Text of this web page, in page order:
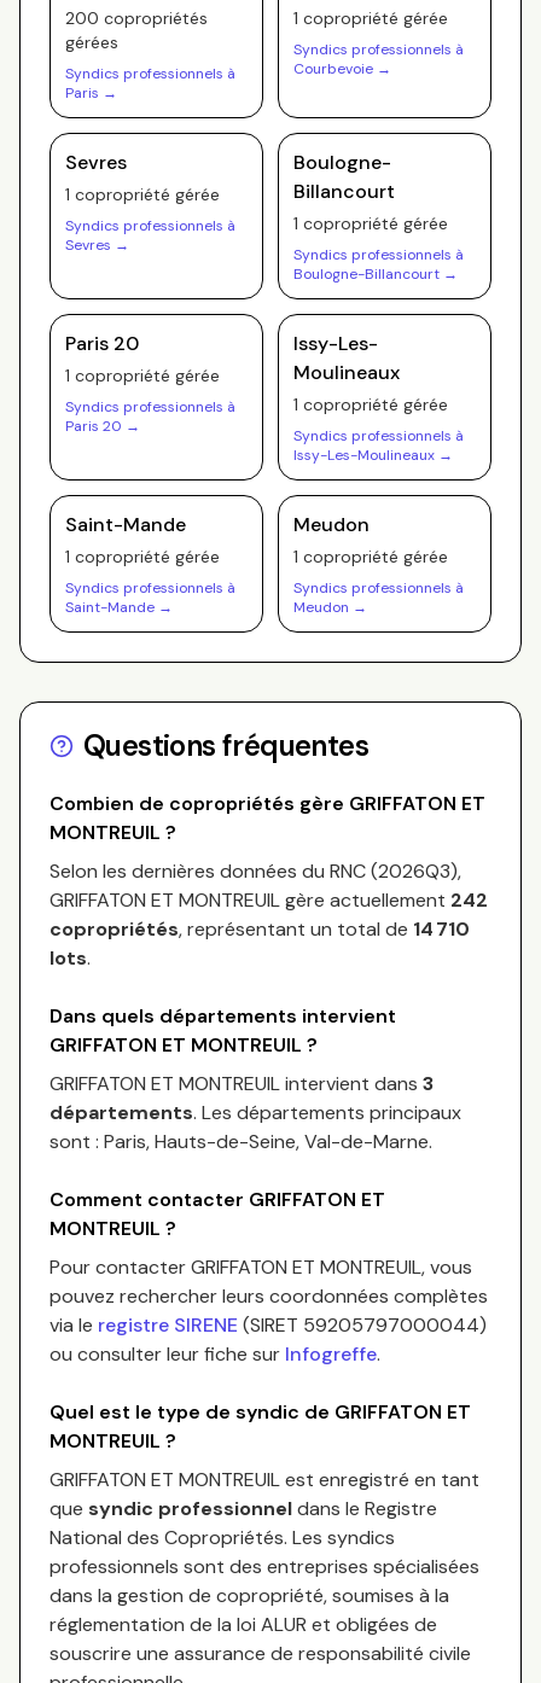
200 copropriétés
gérées
Syndics professionnels à
Paris →
1 copropriété gérée
Syndics professionnels à
Courbevoie →
Sevres
1 copropriété gérée
Syndics professionnels à
Sevres →
Boulogne-
Billancourt
1 copropriété gérée
Syndics professionnels à
Boulogne-Billancourt →
Paris 20
1 copropriété gérée
Syndics professionnels à
Paris 20 →
Issy-Les-
Moulineaux
1 copropriété gérée
Syndics professionnels à
Issy-Les-Moulineaux →
Saint-Mande
1 copropriété gérée
Syndics professionnels à
Saint-Mande →
Meudon
1 copropriété gérée
Syndics professionnels à
Meudon →
Questions fréquentes
Combien de copropriétés gère GRIFFATON ET
MONTREUIL ?
Selon les dernières données du RNC (2026Q3),
GRIFFATON ET MONTREUILgère actuellement 242
copropriétés, représentant un total de 14 710
lots.
Dans quels départements intervient
GRIFFATON ET MONTREUIL ?
GRIFFATON ET MONTREUILintervient dans 3
départements. Les départements principaux
sont : Paris, Hauts-de-Seine, Val-de-Marne.
Comment contacter GRIFFATON ET
MONTREUIL ?
Pour contacterGRIFFATON ET MONTREUIL, vous
pouvez rechercher leurs coordonnées complètes
via le registre SIRENE (SIRET 59205797000044)
ou consulter leur fiche sur Infogreffe.
Quel est le type de syndic de GRIFFATON ET
MONTREUIL ?
GRIFFATON ET MONTREUILest enregistré en tant
que syndic professionneldans le Registre
National des Copropriétés. Les syndics
professionnels sont des entreprises spécialisées
dans la gestion de copropriété, soumises à la
réglementation de la loi ALUR et obligées de
souscrire une assurance de responsabilité civile